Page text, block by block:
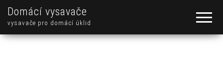
Domácí vysavače
vysavače pro domácí úklid